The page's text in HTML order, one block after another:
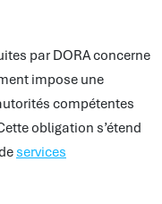
par DORA concerne
impose une
compétentes
obligation s’étend
services